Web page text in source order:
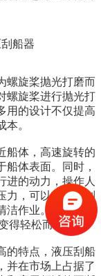
船器
螺旋桨抛光打磨而
螺旋桨进行抛光打
用的设计不仅提高
。
船体，高速旋转的
体表面。同时，
进的动力，操作人
力，可以轻松控制
作业。清洗速率
得轻松而快捷。
的特点，液压刮船
并在市场上占据了